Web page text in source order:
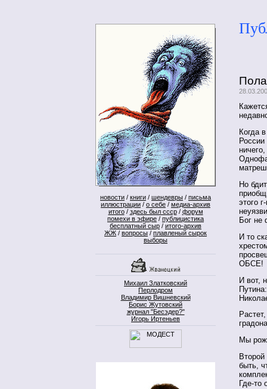
новости / книги / шендевры / письма
иллюстрации / о себе / медиа-архив
итого/ здесь был ссср/ форум
помехи в эфире / публицистика
бесплатный сыр / итого-архив
ЖЖ / вопросы / плавленый сырок
выборы
Михаил Златковский
Перлодром
Владимир Вишневский
Борис Жутовский
журнал "Бесэдер?"
Игорь Иртеньев
Когда
Но
этого
Бог не
И то
ОБСЕ!
И вот,
Мы
быть,
Где-то